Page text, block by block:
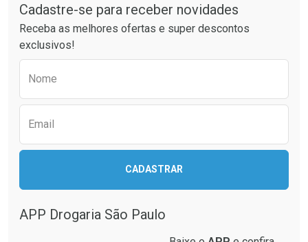
Cadastre-se para receber novidades
Receba as melhores ofertas e super descontos
exclusivos!
Nome
Email
CADASTRAR
APP Drogaria São Paulo